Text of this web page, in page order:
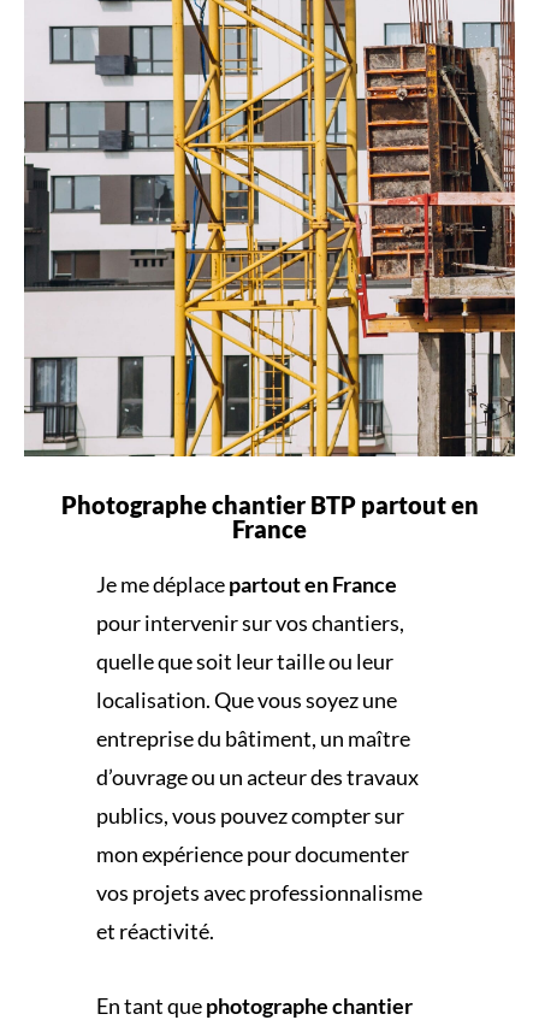
Photographe chantier BTP partout en
France
Je me déplacepartout en France
pour intervenir sur vos chantiers,
quelle que soit leur taille ou leur
localisation. Que vous soyez une
entreprise du bâtiment, un maître
d’ouvrage ou un acteur des travaux
publics, vous pouvez compter sur
mon expérience pour documenter
vos projets avec professionnalisme
et réactivité.
En tant quephotographe chantier